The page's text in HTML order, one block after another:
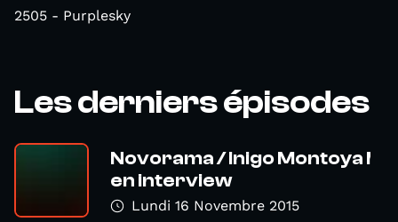
2505 - Purplesky
Les derniers épisodes
Novorama / Inigo Montoya !
en interview
Lundi 16 Novembre 2015